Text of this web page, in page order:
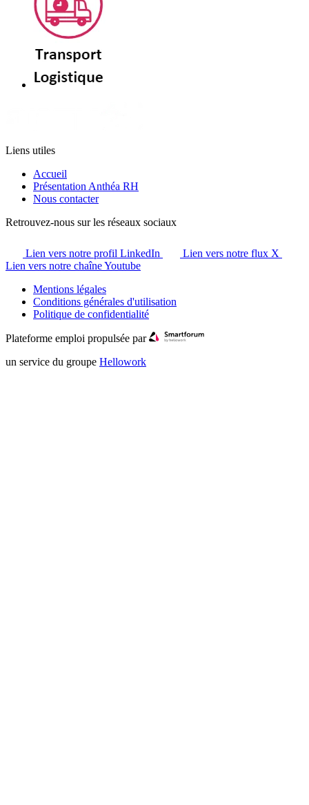
Liens utiles
Accueil
Présentation Anthéa RH
Nous contacter
Retrouvez-nous sur les réseaux sociaux
Lien vers notre profil LinkedIn
Lien vers notre flux X
Lien vers notre chaîne Youtube
Mentions légales
Conditions générales d'utilisation
Politique de confidentialité
Plateforme emploi propulsée par
un service du groupe Hellowork